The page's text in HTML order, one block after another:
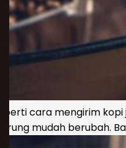
cara mengirim
mudah berubah.